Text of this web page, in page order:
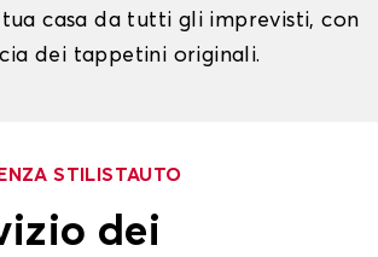
casa da tutti gli imprevisti, con
dei tappetini originali.
STILISTAUTO
dei